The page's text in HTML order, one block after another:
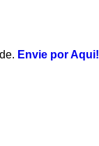
Envie por Aqui!